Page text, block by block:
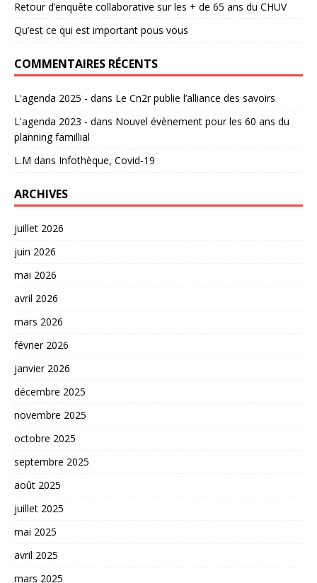
Retour d’enquête collaborative sur les + de 65 ans du CHUV
Qu’est ce qui est important pous vous
COMMENTAIRES RÉCENTS
L'agenda 2025 - dans Le Cn2r publie l’alliance des savoirs
L'agenda 2023 - dans Nouvel évènement pour les 60 ans du
planning famillial
L.M dans Infothèque, Covid-19
ARCHIVES
juillet 2026
juin 2026
mai 2026
avril 2026
mars 2026
février 2026
janvier 2026
décembre 2025
novembre 2025
octobre 2025
septembre 2025
août 2025
juillet 2025
mai 2025
avril 2025
mars 2025